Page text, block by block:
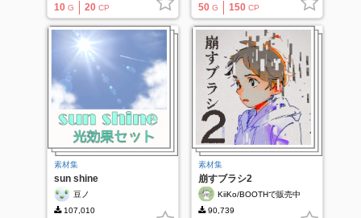
10 G 20 CP 50 G 150 CP
素材集
sun shine
豆ノ
107,010
素材集
崩すブラシ2
KiiKo/BOOTHで販売中
90,739